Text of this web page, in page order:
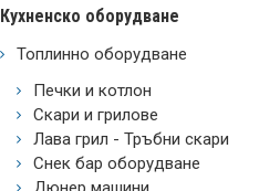
Кухненско оборудване
Топлинно оборудване
Печки и котлон
Скари и грилове
Лава грил - Тръбни скари
Снек бар оборудване